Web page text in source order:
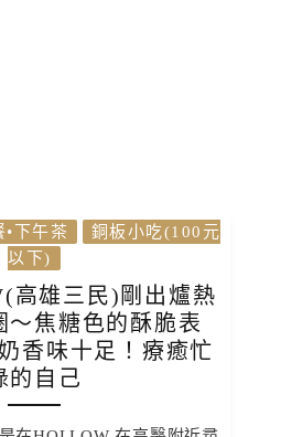
•下午茶
銅板小吃(100元
以下)
高雄三民)剛出爐熱
～焦糖色的酥脆表
香味十足！療癒忙
的自己